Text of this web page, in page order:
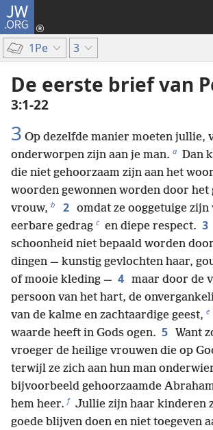
JW.ORG
1Pe 3
De eerste brief van
3:1-22
3 Op dezelfde manier moeten jullie,
onderworpen zijn aan je man. a Dan
die niet gehoorzaam zijn aan het
woorden gewonnen worden door het
vrouw, b 2 omdat ze ooggetuige
eerbare gedrag c en diepe respect. 3
schoonheid niet bepaald worden
dingen — kunstig gevlochten haar,
of mooie kleding — 4 maar door de
persoon van het hart, de
van de kalme en zachtaardige geest, e
waarde heeft in Gods ogen. 5 Want
vroeger de heilige vrouwen die op
terwijl ze zich aan hun man
bijvoorbeeld gehoorzaamde
hem heer. f Jullie zijn haar kinderen
goede blijven doen en niet toegeven